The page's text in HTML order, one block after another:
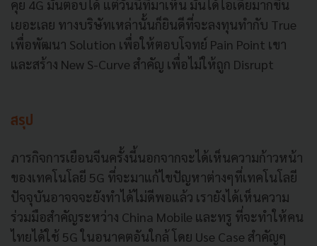
คุย 4G มันตอบได้ แต่วันนี้ที่มาเห็น มันได้ไอเดียมากขึ้น
เยอะเลย ทางบริษัทเหล่านั้นก็ยินดีที่จะลงทุนทำกับ True
เพื่อพัฒนา Solution เพื่อให้ตอบโจทย์ Pain Point เขา
และสร้าง New S-Curve สำคัญ เพื่อไม่ให้ถูก Disrupt
สรุป
ภารกิจการเยือนจีนครั้งนี้นอกจากจะได้เห็นความก้าวหน้า
ของเทคโนโลยี 5G ที่จะมาแก้ไขปัญหาต่างๆที่เทคโนโลยี
ปัจจุบันอาจจจะยังทำได้ไม่ดีพอแล้ว เรายังได้เห็นความ
ร่วมมือสำคัญระหว่าง China Mobile และทรู ที่จะทำให้คน
ไทยได้ใช้ 5G ในอนาคตอันใกล้ โดย Use Case สำคัญๆ